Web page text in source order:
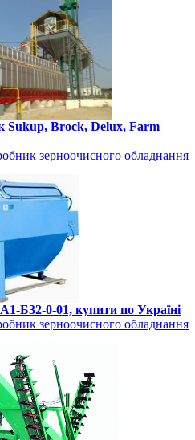
Brock, Delux, Farm
зерноочисного обладнання
Б32-0-01, купити по Україні
зерноочисного обладнання